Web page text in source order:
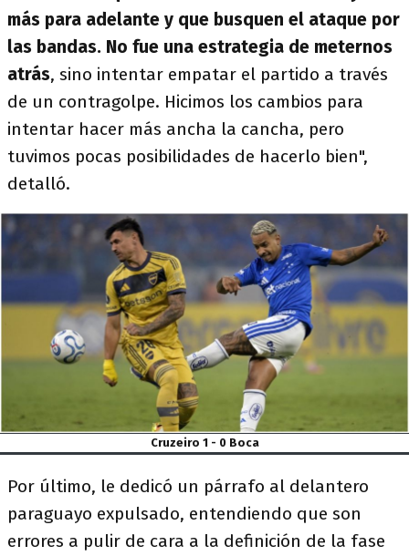
más para adelante y que busquen el ataque por
las bandas. No fue una estrategia de meternos
atrás, sino intentar empatar el partido a través
de un contragolpe. Hicimos los cambios para
intentar hacer más ancha la cancha, pero
tuvimos pocas posibilidades de hacerlo bien",
detalló.
Cruzeiro 1 - 0 Boca
Por último, le dedicó un párrafo al delantero
paraguayo expulsado, entendiendo que son
errores a pulir de cara a la definición de la fase